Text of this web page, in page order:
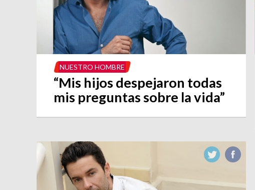
NUESTRO HOMBRE
“Mis hijos despejaron todas
mis preguntas sobre la vida”